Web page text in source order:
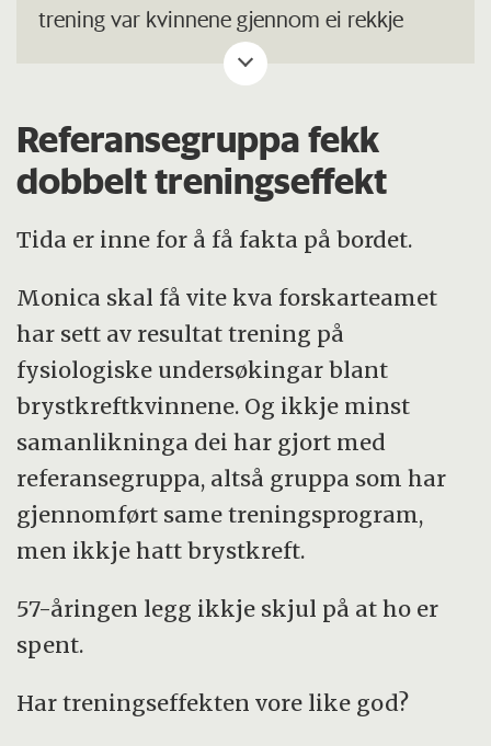
trening var kvinnene gjennom ei rekkje
via DXA scan, ultralyd av hjartet,
lungefunksjonstestar, muskelbiopsi,
kartlegging av aktivitetsnivå og
kardiopulmonal belastningstest på
tredemølle.
I tillegg svarte dei på ei rekkje spørjeskjema
om mellom anna livsstil og helse,
sjukdommar og plager.
Referansegruppa fekk
dobbelt treningseffekt
Tida er inne for å få fakta på bordet.
Monica skal få vite kva forskarteamet
har sett av resultat trening på
fysiologiske undersøkingar blant
brystkreftkvinnene. Og ikkje minst
samanlikninga dei har gjort med
referansegruppa, altså gruppa som har
gjennomført same treningsprogram,
men ikkje hatt brystkreft.
57-åringen legg ikkje skjul på at ho er
spent.
Har treningseffekten vore like god?